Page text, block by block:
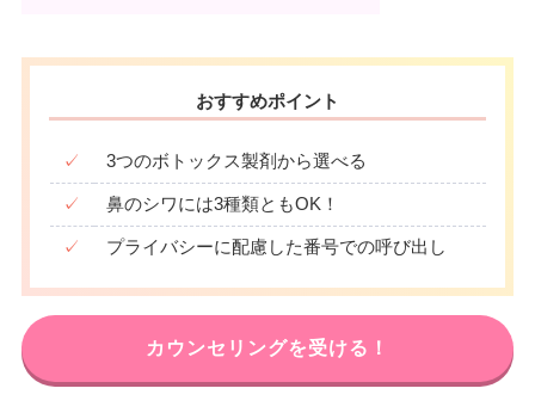
おすすめポイント
✓ 3つのボトックス製剤から選べる
✓ 鼻のシワには3種類ともOK！
✓ プライバシーに配慮した番号での呼び出し
カウンセリングを受ける！